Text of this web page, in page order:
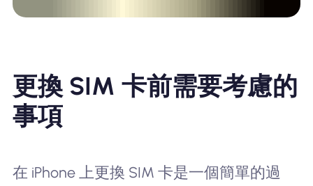
更換 SIM 卡前需要考慮的
事項
在 iPhone 上更換 SIM 卡是一個簡單的過